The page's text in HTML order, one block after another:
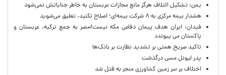
یمن: تشکیل ائتلاف هرگز مانع مجازات عربستان به خاطر جنایاتش نمی‌شود
هشدار بیمه مرکزی به ۸ شرکت بیمه‌ای؛ اصلاح نکنید، تعلیق می‌شوید
فیدان: ایران هدف پیمان دفاعی مکه نیست/مصر به جمع ترکیه، عربستان و
پاکستان می پیوندد
تاکید صریح همتی بر تشدید نظارت بر بانک‌ها
پدر لیونل مسی درگذشت
اختلاف بر سر زمین کشاورزی منجر به قتل شد